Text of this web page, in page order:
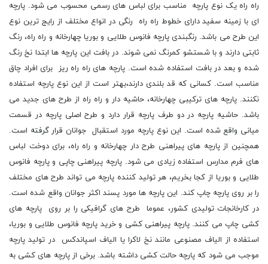
راه راه یک نوع پارچه مناسب برای لباس های رسمی محسوب می شود. پارچه
ای با زمینه سفید دارای خطوط راه راه رنگی در انواع مختلف از رایج ترین نوع
این طرح می باشد. رنگبندی پارچه فانوس طلایی و بوریا چهارخانه و راه راه، رنگ
ثابتی دارند و با شستشو کمرنگ نمی شوند. در بافت این پارچه ها ابتدا نخ رنگ
شده و بعد در بافت استفاده شده است. پارچه های راه راه ریز برای افراد چاق
مناسب است. کسانی که قد بلندی دارند،بهتر است از این نوع پارچه استفاده
نکنند. پارچه های ترکیبی چهارخانه، حاشیه دار و راه راه از طرح های جدید می
باشد. حاشیه پارچه در دو طرف پارچه قرار دارد و طرح اصلی پارچه در قسمت
میانی واقع شده است. این نوع پارچه مورد استقبال جوانان قرار گرفته است.
همچنین از پارچه های پیراهنی طرح دار چهارخانه و راه راه، برای دوخت لباس
های فرم مدارس استفاده زیادی می شود. پارچه پیراهنی چاپی و پارچه فانوس
طلایی و بوریا از کجا بخریم، هر تولید کننده پارچه می تواند طرح های مختلف
را بر روی پارچه چاپ کند. این پارچه ها مورد پسند اکثر جوانان واقع شده است.
در کارخانجات تولیدی کشور، عموما طرح های گرافیکی را بر روی پارچه های
کشی چاپ می کنند. پارچه پیراهنی کشی و خرید پارچه فانوس طلایی و بوریا،
استفاده از الیاف مصنوعی مانند نخ لاکرا یا الیاف اسپاندکس در تولید پارچه
موجب می شود که پارچه حالت کشی داشته باشد. برخی از پارچه های کشی به